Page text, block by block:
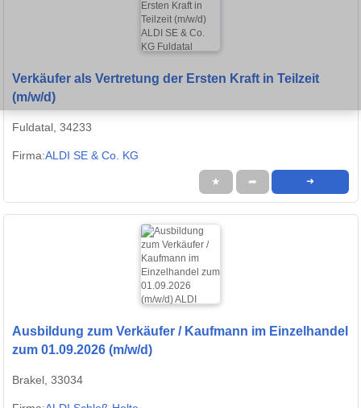
Verkäufer als Vertretung der Ersten Kraft in Teilzeit
(m/w/d)
Fuldatal, 34233
Firma:ALDI SE & Co. KG
★ ➦ ➜
Ausbildung zum Verkäufer / Kaufmann im Einzelhandel
zum 01.09.2026 (m/w/d)
Brakel, 33034